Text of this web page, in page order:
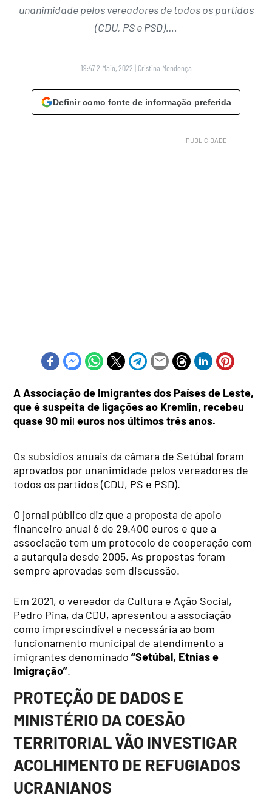
unanimidade pelos vereadores de todos os partidos
(CDU, PS e PSD)….
19:47 2 Maio, 2022 | Cristina Mendonça
Definir como fonte de informação preferida
A Associação de Imigrantes dos Países de Leste,
que é suspeita de ligações ao Kremlin, recebeu
quase 90 mil euros nos últimos três anos.
Os subsídios anuais da câmara de Setúbal foram
aprovados por unanimidade pelos vereadores de
todos os partidos (CDU, PS e PSD).
O jornal público diz que a proposta de apoio
financeiro anual é de 29.400 euros e que a
associação tem um protocolo de cooperação com
a autarquia desde 2005. As propostas foram
sempre aprovadas sem discussão.
Em 2021, o vereador da Cultura e Ação Social,
Pedro Pina, da CDU, apresentou a associação
como imprescindível e necessária ao bom
funcionamento municipal de atendimento a
imigrantes denominado“Setúbal, Etnias e
Imigração”.
PROTEÇÃO DE DADOS E
MINISTÉRIO DA COESÃO
TERRITORIAL VÃO INVESTIGAR
ACOLHIMENTO DE REFUGIADOS
UCRANIANOS